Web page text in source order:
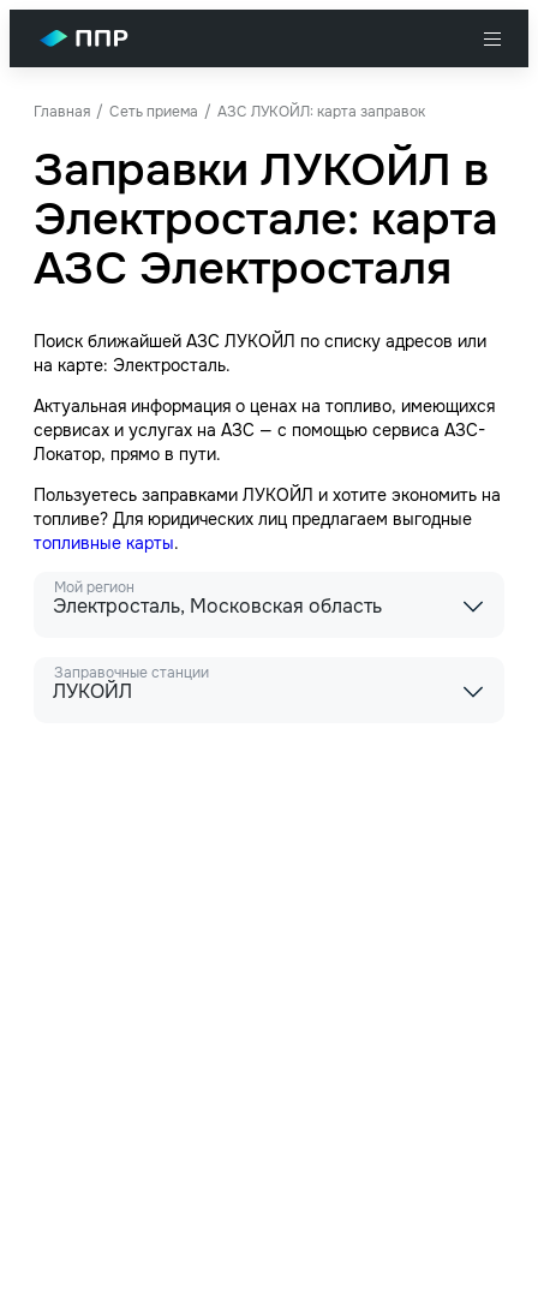
Главная Сеть приема АЗС ЛУКОЙЛ: карта заправок
Заправки ЛУКОЙЛ в
Электростале: карта
АЗС Электросталя
Поиск ближайшей АЗС ЛУКОЙЛ по списку адресов или
на карте: Электросталь.
Актуальная информация о ценах на топливо, имеющихся
сервисах и услугах на АЗС — с помощью сервиса АЗС-
Локатор, прямо в пути.
Пользуетесь заправками ЛУКОЙЛ и хотите экономить на
топливе? Для юридических лиц предлагаем выгодные
топливные карты.
Мой регион
Электросталь, Московская область
Заправочные станции
ЛУКОЙЛ